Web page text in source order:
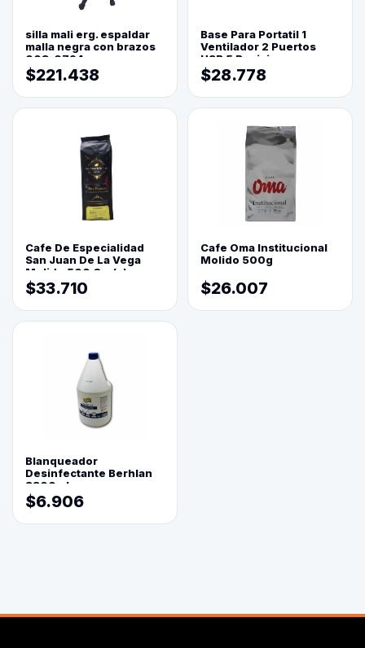
silla mali erg. espaldar
malla negra con brazos
003-0794
$221.438
Base Para Portatil 1
Ventilador 2 Puertos
USB 5 Posiciones
$28.778
Cafe De Especialidad
San Juan De La Vega
Molido 500 Grs(=)
$33.710
Cafe Oma Institucional
Molido 500g
$26.007
Blanqueador
Desinfectante Berhlan
3800ml
$6.906